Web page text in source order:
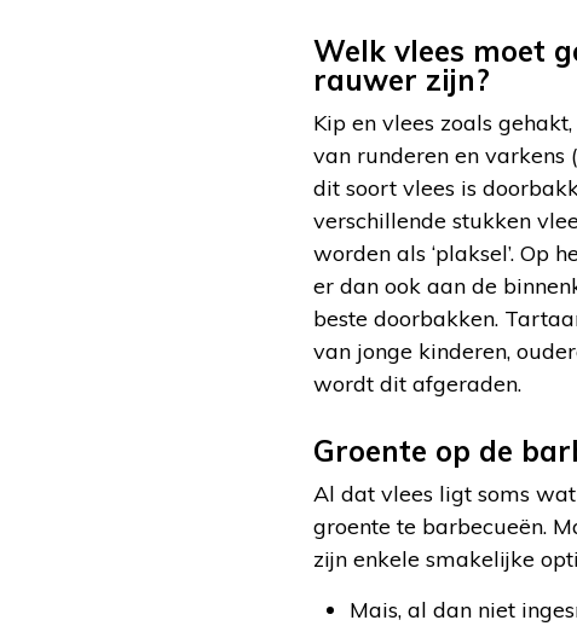
Welk vlees moet
rauwer zijn?
Kip en vlees zoals
van runderen en varkens
dit soort vlees is
verschillende stukken
worden als ‘plaksel’. Op
er dan ook aan de
beste doorbakken.
van jonge kinderen,
wordt dit afgeraden.
Groente op de
Al dat vlees ligt soms
groente te barbecueën.
zijn enkele smakelijke
Mais, al dan niet